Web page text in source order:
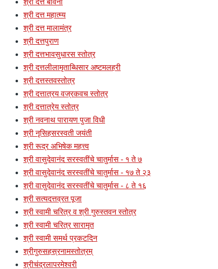
श्री दत्त महात्म्य
श्री दत्त मालामंत्र
श्री दत्तपुराण
श्री दत्तभावसुधारस स्तोत्र
श्री दत्तलीलामृताब्धिसार अष्टमलहरी
श्री दत्तस्तवस्तोत्र
श्री दत्तात्रय वज्रकवच स्तोत्र
श्री दत्तात्रेय स्तोत्र
श्री नवनाथ पारायण पुजा विधी
श्री नृसिहसरस्वती जयंती
श्री रूद्र अभिषेक महत्त्व
श्री वासुदेवानंद सरस्वतींचे चातुर्मास - १ ते ७
श्री वासुदेवानंद सरस्वतींचे चातुर्मास - १७ ते २३
श्री वासुदेवानंद सरस्वतींचे चातुर्मास - ८ ते १६
श्री सत्यदत्तव्रत पूजा
श्री स्वामी चरित्र व श्री गुरुस्तवन स्तोत्र
श्री स्वामी चरित्र सारामृत
श्री स्वामी समर्थ प्रकटदिन
श्रीगुरुसहस्रनामस्तोत्रम्
श्रीचंद्रलापरमेश्वरी